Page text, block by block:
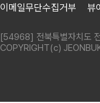
이메일무단수집거부 뷰
[54968] 전북특별자치도
COPYRIGHT(c)